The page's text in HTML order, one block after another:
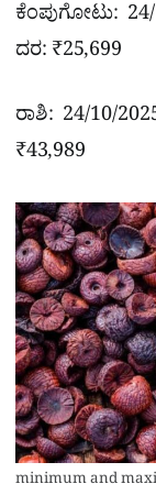
ಕೆಂಪುಗೋಟು: 24/
ದರ: ₹25,699
ರಾಶಿ: 24/10/
₹43,989
minimum and